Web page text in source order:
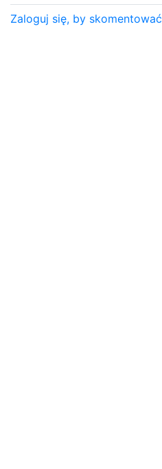
Zaloguj się, by skomentować